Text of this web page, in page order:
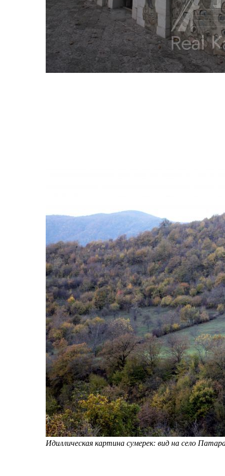
Идиллическая картина сумерек: вид на село